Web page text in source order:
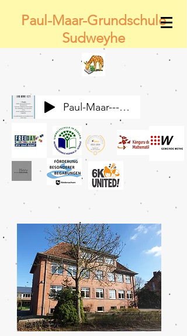
Paul-Maar-Grundschule
Sudweyhe
Paul-Maar---Wir-alle-gemeinsam